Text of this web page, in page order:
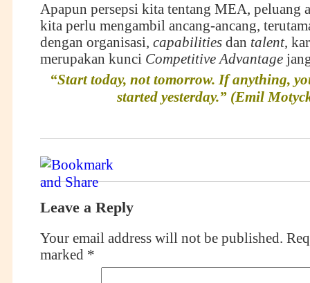
Apapun persepsi kita tentang MEA, peluang
kita perlu mengambil ancang-ancang,
dengan organisasi, capabilitiesdan talent,
merupakan kunci Competitive Advantage
“Start today, not tomorrow. If anything,
started yesterday.” (Emil
Leave a Reply
Your email address will not be published.
marked *